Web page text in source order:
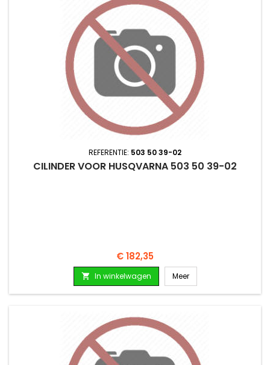
REFERENTIE: 503 50 39-02
CILINDER VOOR HUSQVARNA 503 50 39-02
Prijs
€ 182,35
 In winkelwagen Meer